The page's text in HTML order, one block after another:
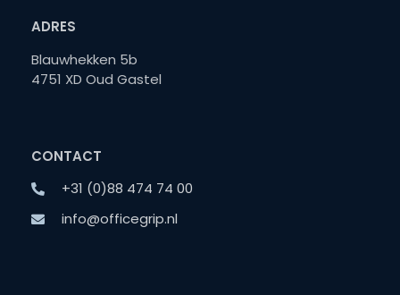
ADRES
Blauwhekken 5b
4751 XD Oud Gastel
CONTACT
+31 (0)88 474 74 00
info@officegrip.nl